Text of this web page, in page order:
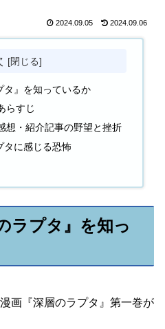
2024.09.05 2024.09.06
タ』を知っているか
らすじ
想・紹介記事の野望と挫折
タに感じる恐怖
ラプタ』を知っ
画『深層のラプタ』第一巻が